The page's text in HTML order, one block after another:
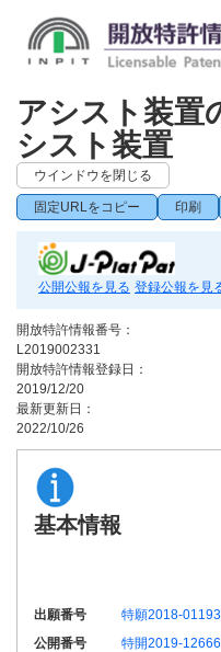
アシスト装置
シスト装置
ウインドウを閉じる
固定URLをコピー 印刷
公開公報を見る 登録公報を見
開放特許情報番号：
L2019002331
開放特許情報登録日：
2019/12/20
最新更新日：
2022/10/26
基本情報
出願番号
特願2018-
公開番号
特開2019-